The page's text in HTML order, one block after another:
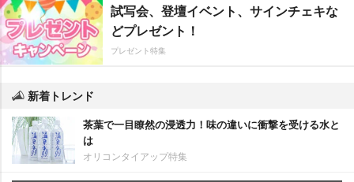
試写会、登壇イベント、サインチェキな
どプレゼント！
プレゼント特集
新着トレンド
茶葉で一目瞭然の浸透力！味の違いに衝撃を受ける水と
は
オリコンタイアップ特集